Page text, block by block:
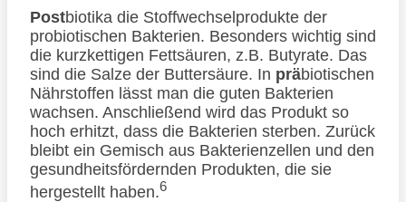
Postbiotika die Stoffwechselprodukte der
probiotischen Bakterien. Besonders wichtig sind
die kurzkettigen Fettsäuren, z.B. Butyrate. Das
sind die Salze der Buttersäure. In präbiotischen
Nährstoffen lässt man die guten Bakterien
wachsen. Anschließend wird das Produkt so
hoch erhitzt, dass die Bakterien sterben. Zurück
bleibt ein Gemisch aus Bakterienzellen und den
gesundheitsfördernden Produkten, die sie
hergestellt haben.6